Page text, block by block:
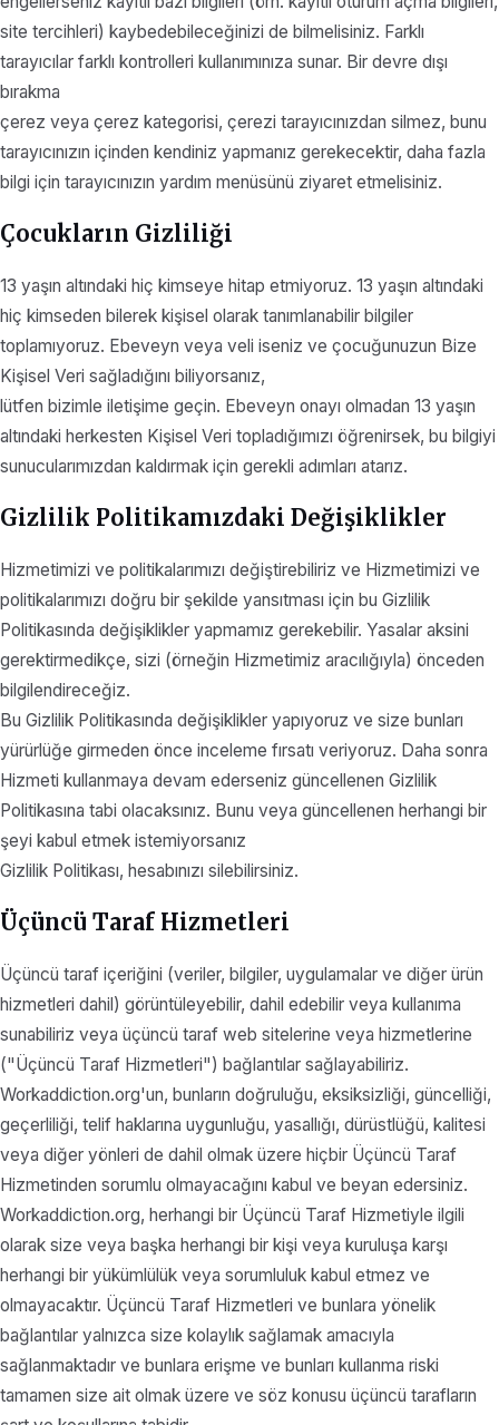
site tercihleri) kaybedebileceğinizi de bilmelisiniz. Farklı
tarayıcılar farklı kontrolleri kullanımınıza sunar. Bir devre dışı
bırakma
çerez veya çerez kategorisi, çerezi tarayıcınızdan silmez, bunu
tarayıcınızın içinden kendiniz yapmanız gerekecektir, daha fazla
bilgi için tarayıcınızın yardım menüsünü ziyaret etmelisiniz.
Çocukların Gizliliği
13 yaşın altındaki hiç kimseye hitap etmiyoruz. 13 yaşın altındaki
hiç kimseden bilerek kişisel olarak tanımlanabilir bilgiler
toplamıyoruz. Ebeveyn veya veli iseniz ve çocuğunuzun Bize
Kişisel Veri sağladığını biliyorsanız,
lütfen bizimle iletişime geçin. Ebeveyn onayı olmadan 13 yaşın
altındaki herkesten Kişisel Veri topladığımızı öğrenirsek, bu bilgiyi
sunucularımızdan kaldırmak için gerekli adımları atarız.
Gizlilik Politikamızdaki Değişiklikler
Hizmetimizi ve politikalarımızı değiştirebiliriz ve Hizmetimizi ve
politikalarımızı doğru bir şekilde yansıtması için bu Gizlilik
Politikasında değişiklikler yapmamız gerekebilir. Yasalar aksini
gerektirmedikçe, sizi (örneğin Hizmetimiz aracılığıyla) önceden
bilgilendireceğiz.
Bu Gizlilik Politikasında değişiklikler yapıyoruz ve size bunları
yürürlüğe girmeden önce inceleme fırsatı veriyoruz. Daha sonra
Hizmeti kullanmaya devam ederseniz güncellenen Gizlilik
Politikasına tabi olacaksınız. Bunu veya güncellenen herhangi bir
şeyi kabul etmek istemiyorsanız
Gizlilik Politikası, hesabınızı silebilirsiniz.
Üçüncü Taraf Hizmetleri
Üçüncü taraf içeriğini (veriler, bilgiler, uygulamalar ve diğer ürün
hizmetleri dahil) görüntüleyebilir, dahil edebilir veya kullanıma
sunabiliriz veya üçüncü taraf web sitelerine veya hizmetlerine
("Üçüncü Taraf Hizmetleri") bağlantılar sağlayabiliriz.
Workaddiction.org'un, bunların doğruluğu, eksiksizliği, güncelliği,
geçerliliği, telif haklarına uygunluğu, yasallığı, dürüstlüğü, kalitesi
veya diğer yönleri de dahil olmak üzere hiçbir Üçüncü Taraf
Hizmetinden sorumlu olmayacağını kabul ve beyan edersiniz.
Workaddiction.org, herhangi bir Üçüncü Taraf Hizmetiyle ilgili
olarak size veya başka herhangi bir kişi veya kuruluşa karşı
herhangi bir yükümlülük veya sorumluluk kabul etmez ve
olmayacaktır. Üçüncü Taraf Hizmetleri ve bunlara yönelik
bağlantılar yalnızca size kolaylık sağlamak amacıyla
sağlanmaktadır ve bunlara erişme ve bunları kullanma riski
tamamen size ait olmak üzere ve söz konusu üçüncü tarafların